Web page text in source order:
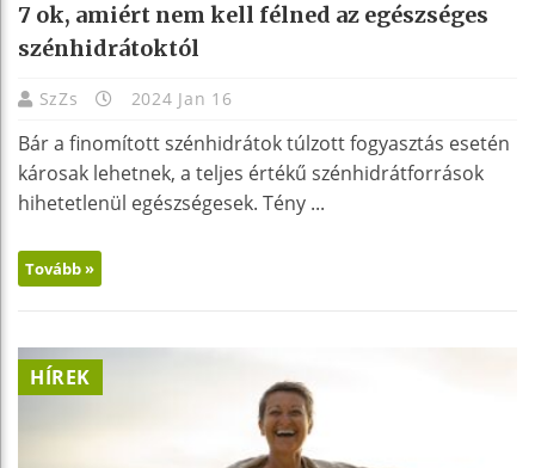
7 ok, amiért nem kell félned az egészséges
szénhidrátoktól
SzZs 2024 Jan 16
Bár a finomított szénhidrátok túlzott fogyasztás esetén
károsak lehetnek, a teljes értékű szénhidrátforrások
hihetetlenül egészségesek. Tény ...
Tovább »
HÍREK